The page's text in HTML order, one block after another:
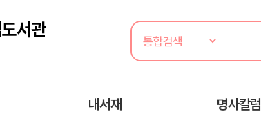
내서재 명사칼럼